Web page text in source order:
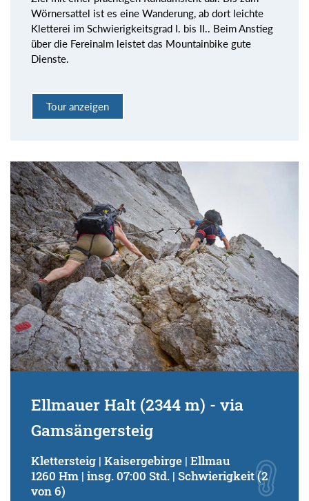
Wörnersattel ist es eine Wanderung, ab dort leichte
Kletterei im Schwierigkeitsgrad I. bis II.. Beim Anstieg
über die Fereinalm leistet das Mountainbike gute
Dienste.
Tour anzeigen
Ellmauer Halt (2344 m) - via
Gamsängersteig
Klettersteig | Kaisergebirge | Ellmau
1260 Hm | insg. 07:00 Std. | Schwierigkeit (2
von 6)